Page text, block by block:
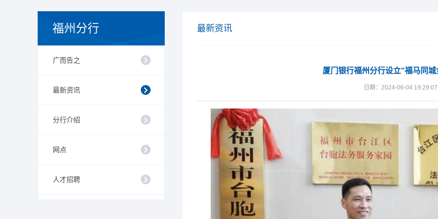
福州分行
广而告之
最新资讯
分行介绍
网点
人才招聘
最新资讯
厦门银行福州分行设立“福马同
日期：2024-06-04 19:29:07